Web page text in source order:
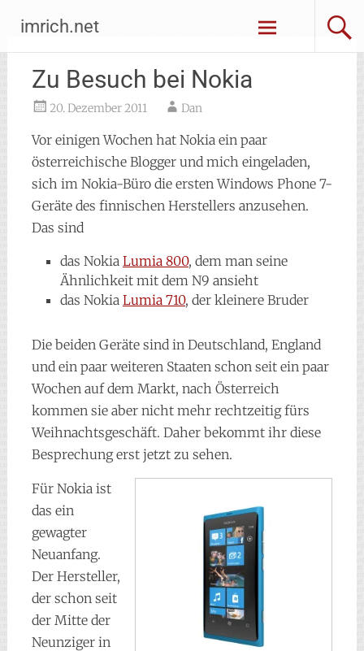
Inhalt
springen
imrich.net
Zu Besuch bei Nokia
20. Dezember 2011 Dan
Vor einigen Wochen hat Nokia ein paar
österreichische Blogger und mich eingeladen,
sich im Nokia-Büro die ersten Windows Phone 7-
Geräte des finnischen Herstellers anzusehen.
Das sind
das Nokia Lumia 800, dem man seine
Ähnlichkeit mit dem N9 ansieht
das Nokia Lumia 710, der kleinere Bruder
Die beiden Geräte sind in Deutschland, England
und ein paar weiteren Staaten schon seit ein paar
Wochen auf dem Markt, nach Österreich
kommen sie aber nicht mehr rechtzeitig fürs
Weihnachtsgeschäft. Daher bekommt ihr diese
Besprechung erst jetzt zu sehen.
Für Nokia ist
das ein
gewagter
Neuanfang.
Der Hersteller,
der schon seit
der Mitte der
Neunziger in